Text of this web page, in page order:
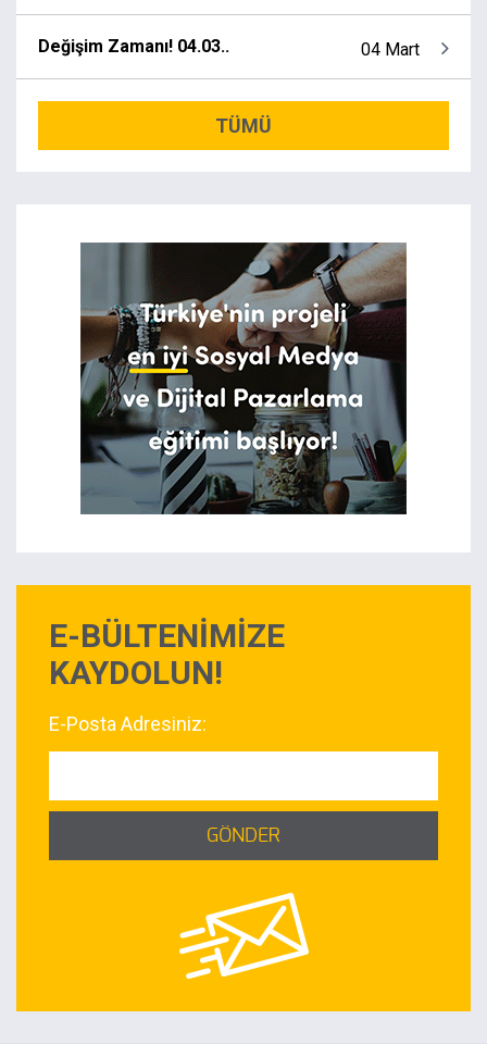
Değişim Zamanı! 04.03.. 04 Mart
TÜMÜ
E-BÜLTENİMİZE
KAYDOLUN!
E-Posta Adresiniz:
GÖNDER